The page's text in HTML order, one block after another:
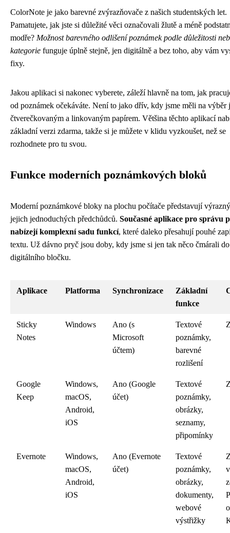
ColorNote je jako barevné zvýrazňovače z našich studentských let.
Pamatujete, jak jste si důležité věci označovali žlutě a méně
modře? Možnost barevného odlišení poznámek podle důležitosti
kategorie funguje úplně stejně, jen digitálně a bez toho, aby vám
fixy.
Jakou aplikaci si nakonec vyberete, záleží hlavně na tom, jak
od poznámek očekáváte. Není to jako dřív, kdy jsme měli na výběr
čtverečkovaným a linkovaným papírem. Většina těchto aplikací
základní verzi zdarma, takže si je můžete v klidu vyzkoušet, než se
rozhodnete pro tu svou.
Funkce moderních poznámkových bloků
Moderní poznámkové bloky na plochu počítače představují
jejich jednoduchých předchůdců. Současné aplikace pro správu
nabízejí komplexní sadu funkcí, které daleko přesahují pouhé
textu. Už dávno pryč jsou doby, kdy jsme si jen tak něco čmárali do
digitálního bločku.
Aplikace Platforma Synchronizace
Základní
funkce
Sticky
Notes
Windows
Ano (s
Microsoft
účtem)
Textové
poznámky,
barevné
rozlišení
Google
Keep
Windows,
macOS,
Android,
iOS
Ano (Google
účet)
Textové
poznámky,
obrázky,
seznamy,
připomínky
Evernote
Windows,
macOS,
Android,
iOS
Ano (Evernote
účet)
Textové
poznámky,
obrázky,
dokumenty,
webové
výstřižky